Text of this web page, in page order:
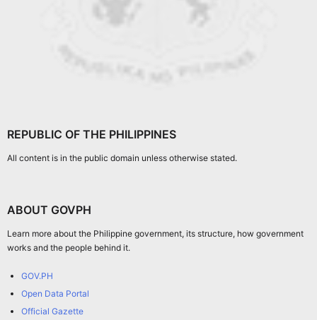
REPUBLIC OF THE PHILIPPINES
All content is in the public domain unless otherwise stated.
ABOUT GOVPH
Learn more about the Philippine government, its structure, how government
works and the people behind it.
GOV.PH
Open Data Portal
Official Gazette